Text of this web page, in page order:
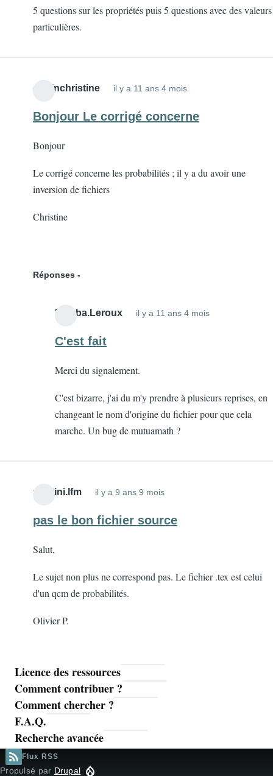
5 questions sur les propriétés puis 5 questions avec des valeurs
particulières.
oudinchristine il y a 11 ans 4 mois
Bonjour Le corrigé concerne
Bonjour
Le corrigé concerne les probabilités ; il y a du avoir une
inversion de fichiers
Christine
Réponses
Liouba.Leroux il y a 11 ans 4 mois
corrigé
concerne
C'est fait
Merci du signalement.
C'est bizarre, j'ai du m'y prendre à plusieurs reprises, en
changeant le nom d'origine du fichier pour que cela
marche. Un bug de mutuamath ?
pontini.lfm il y a 9 ans 9 mois
pas le bon fichier source
Salut,
Le sujet non plus ne correspond pas. Le fichier .tex est celui
d'un qcm de probabilités.
Olivier P.
Navigation
principale
Licence des ressources
Comment contribuer ?
Comment chercher ?
F.A.Q.
Recherche avancée
Flux RSS
Propulsé par Drupal